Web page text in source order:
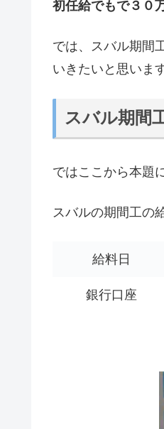
初任給でもで３０
では、スバル期間
いきたいと思います
スバル期間
ではここから本題
スバルの期間工の
給料日
銀行口座